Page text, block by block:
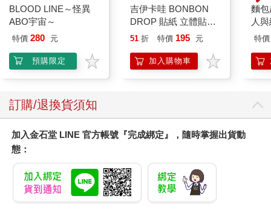
BLOOD LINE～怪異
ABO宇宙～
特價 280 元
預購限定
吉伊卡哇 BONBON
DROP 貼紙 立體貼紙
水晶貼紙 手帳貼 裝飾
兔兔 Chiikawa
51 折 特價 195 元
加入購物車
麵
人
平
特價
訂購/退換貨須知
加入金石堂 LINE 官方帳號『完成綁定』，隨時掌握出貨動
態：